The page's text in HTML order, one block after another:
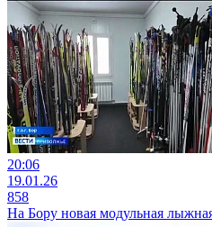
20:06
19.01.26
858
На Бору новая модульная